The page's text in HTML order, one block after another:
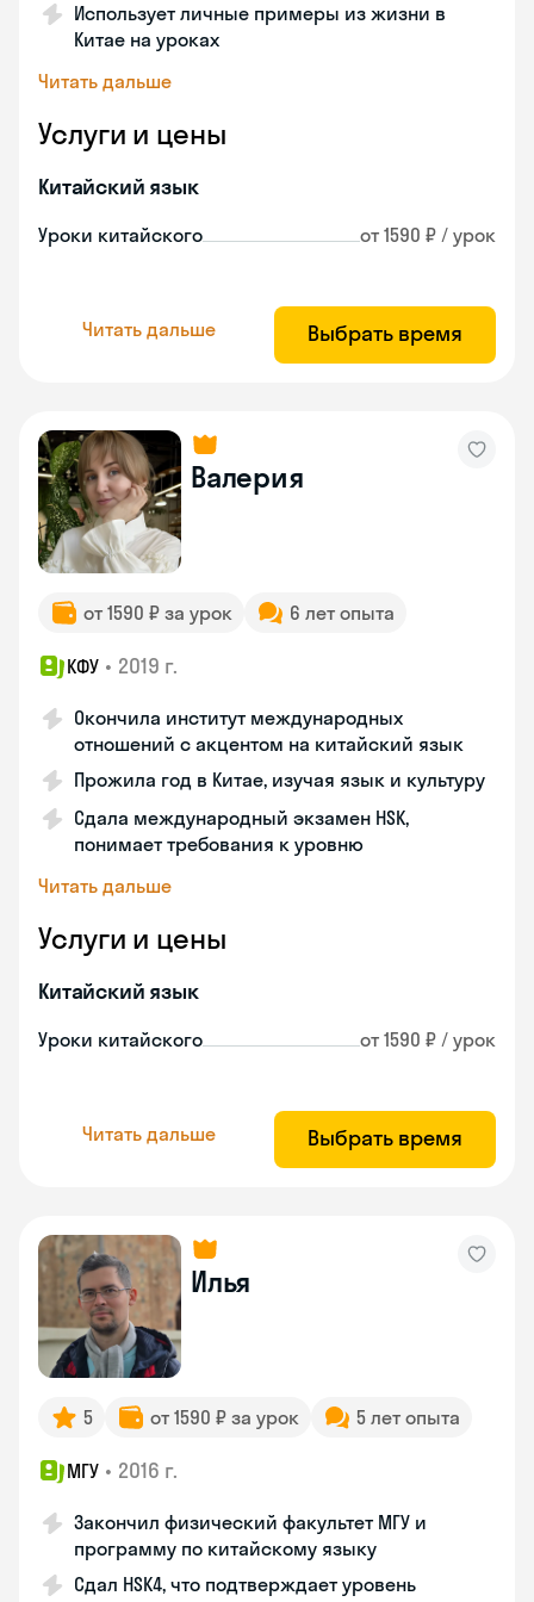
Использует личные примеры из жизни в
Китае на уроках
Читать дальше
Услуги и цены
Китайский язык
Уроки китайского от 1590 ₽ / урок
Читать дальше Выбрать время
Валерия
от 1590 ₽ за урок 6 лет опыта
КФУ • 2019 г.
Окончила институт международных
отношений с акцентом на китайский язык
Прожила год в Китае, изучая язык и культуру
Сдала международный экзамен HSK,
понимает требования к уровню
Читать дальше
Услуги и цены
Китайский язык
Уроки китайского от 1590 ₽ / урок
Читать дальше Выбрать время
Илья
5 от 1590 ₽ за урок 5 лет опыта
МГУ • 2016 г.
Закончил физический факультет МГУ и
программу по китайскому языку
Сдал HSK4, что подтверждает уровень